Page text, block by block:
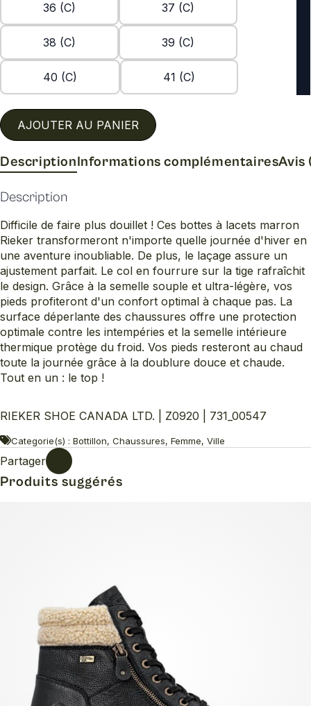
36 (C) 37 (C)
38 (C) 39 (C)
40 (C) 41 (C)
AJOUTER AU PANIER
DescriptionInformations complémentairesAvis
Description
Difficile de faire plus douillet ! Ces bottes à lacets marron
Rieker transformeront n'importe quelle journée d'hiver en
une aventure inoubliable. De plus, le laçage assure un
ajustement parfait. Le col en fourrure sur la tige rafraîchit
le design. Grâce à la semelle souple et ultra-légère, vos
pieds profiteront d'un confort optimal à chaque pas. La
surface déperlante des chaussures offre une protection
optimale contre les intempéries et la semelle intérieure
thermique protège du froid. Vos pieds resteront au chaud
toute la journée grâce à la doublure douce et chaude.
Tout en un : le top !
RIEKER SHOE CANADA LTD. | Z0920 | 731_00547
Categorie(s) : Bottillon, Chaussures, Femme, Ville
Partager
Produits suggérés